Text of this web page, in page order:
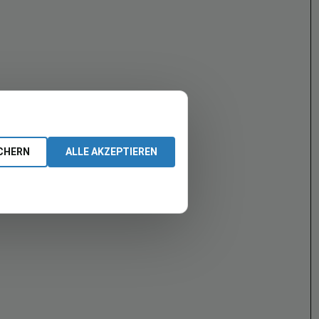
ALLE AKZEPTIEREN